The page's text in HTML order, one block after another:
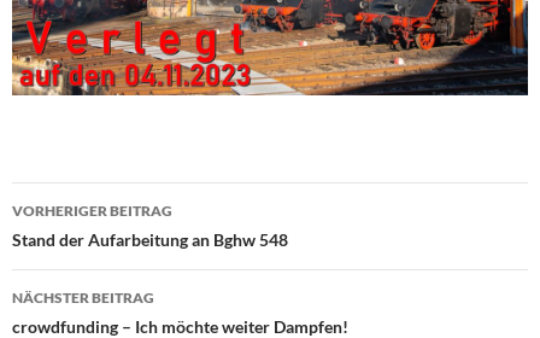
Beitragsnavigation
VORHERIGER BEITRAG
Stand der Aufarbeitung an Bghw 548
NÄCHSTER BEITRAG
crowdfunding – Ich möchte weiter Dampfen!